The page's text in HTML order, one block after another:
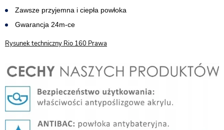
Zawsze przyjemna i ciepła powłoka
Gwarancja 24m-ce
Rysunek techniczny Rio 160 Prawa